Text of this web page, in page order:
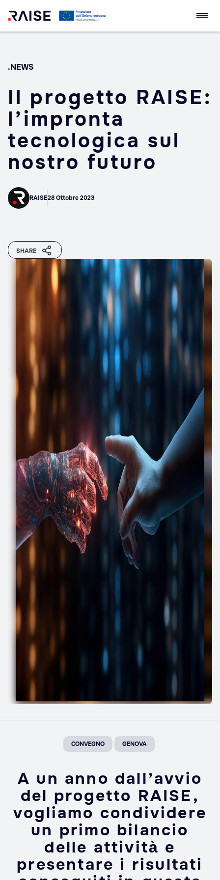
Skip
RAISE
Empowerment
.NEWS
Il progetto RAISE:
l’impronta
tecnologica sul
nostro futuro
RAISE28 Ottobre 2023
SHARE
CONVEGNO GENOVA
A un anno dall’avvio
del progetto RAISE,
vogliamo condividere
un primo bilancio
delle attività e
presentare i risultati